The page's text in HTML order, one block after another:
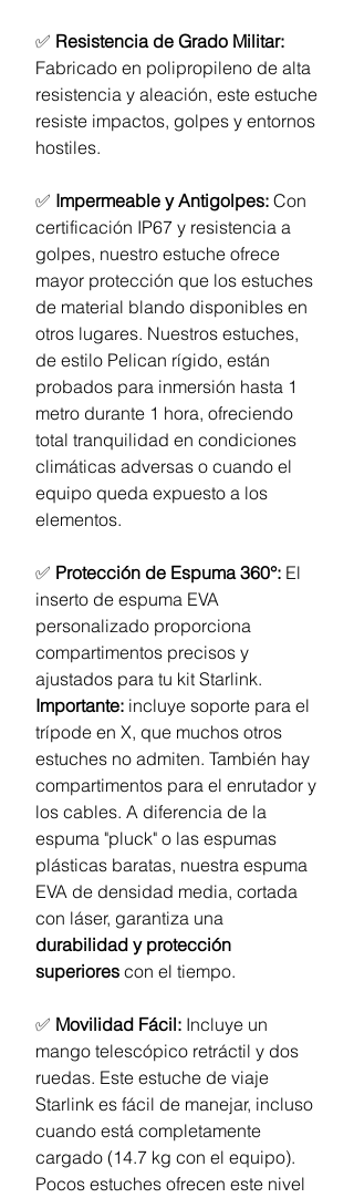
✅ Resistencia de Grado Militar:
Fabricado en polipropileno de alta
resistencia y aleación, este estuche
resiste impactos, golpes y entornos
hostiles.
✅ Impermeable y Antigolpes: Con
certificación IP67 y resistencia a
golpes, nuestro estuche ofrece
mayor protección que los estuches
de material blando disponibles en
otros lugares. Nuestros estuches,
de estilo Pelican rígido, están
probados para inmersión hasta 1
metro durante 1 hora, ofreciendo
total tranquilidad en condiciones
climáticas adversas o cuando el
equipo queda expuesto a los
elementos.
✅ Protección de Espuma 360°: El
inserto de espuma EVA
personalizado proporciona
compartimentos precisos y
ajustados para tu kit Starlink.
Importante: incluye soporte para el
trípode en X, que muchos otros
estuches no admiten. También hay
compartimentos para el enrutador y
los cables. A diferencia de la
espuma "pluck" o las espumas
plásticas baratas, nuestra espuma
EVA de densidad media, cortada
con láser, garantiza una
durabilidad y protección
superiores con el tiempo.
✅ Movilidad Fácil: Incluye un
mango telescópico retráctil y dos
ruedas. Este estuche de viaje
Starlink es fácil de manejar, incluso
cuando está completamente
cargado (14.7 kg con el equipo).
Pocos estuches ofrecen este nivel